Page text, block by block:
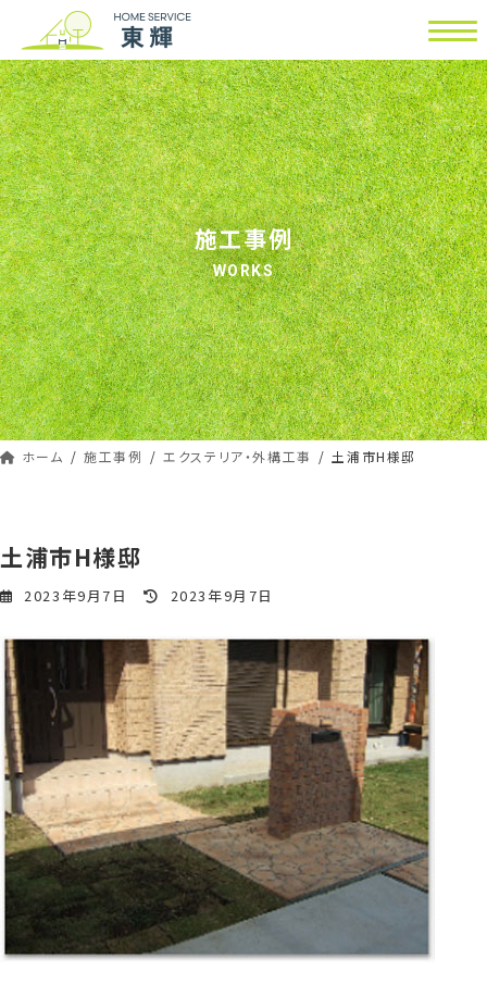
テ
ン
ツ
へ
ス
キ
ッ
プ
ゲ
ー
シ
ョ
ン
に
移
動
施工事例
WORKS
ホーム 施工事例 エクステリア・外構工事 土浦市H様邸
土浦市H様邸
2023年9月7日
最
更
新
日
時
:
2023年9月7日